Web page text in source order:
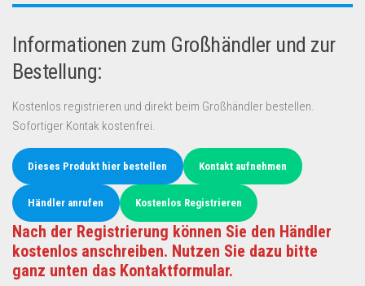
Informationen zum Großhändler und zur
Bestellung:
Kostenlos registrieren und direkt beim Großhändler bestellen.
Sofortiger Kontak kostenfrei.
Dieses Produkt hier bestellen Kontakt aufnehmen
Händler anrufen Kostenlos Registrieren
Nach der Registrierung können Sie den Händler
kostenlos anschreiben. Nutzen Sie dazu bitte
ganz unten das Kontaktformular.